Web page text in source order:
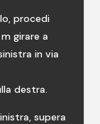
procedi
girare a
in via
destra.
supera